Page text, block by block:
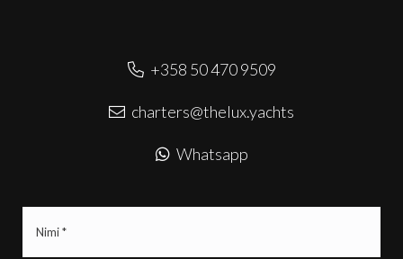
+358 50 470 9509
charters@thelux.yachts
Whatsapp
(Pakollinen)